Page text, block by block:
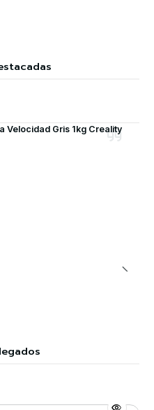
Velocidad Gris 1kg Creality